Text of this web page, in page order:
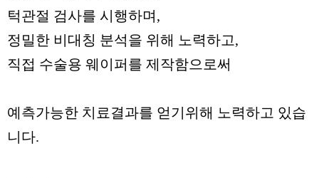
턱관절 검사를 시행하며,
정밀한 비대칭 분석을 위해 노력하고,
직접 수술용 웨이퍼를 제작함으로써
예측가능한 치료결과를 얻기위해 노력하고 있습
니다.